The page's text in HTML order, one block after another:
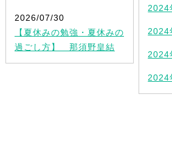
2026/07/30
【夏休みの勉強・夏休みの
過ごし方】 那須野皇結
2024
2024
2024
2024